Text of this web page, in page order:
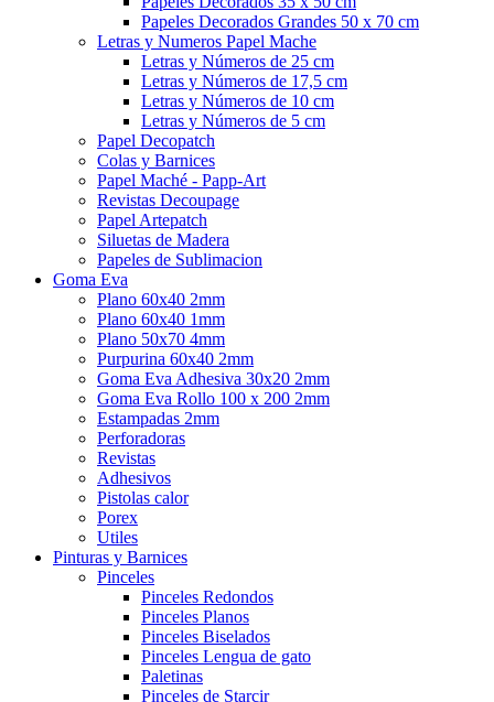
Papeles Decorados Grandes 50 x 70 cm
Letras y Numeros Papel Mache
Letras y Números de 25 cm
Letras y Números de 17,5 cm
Letras y Números de 10 cm
Letras y Números de 5 cm
Papel Decopatch
Colas y Barnices
Papel Maché - Papp-Art
Revistas Decoupage
Papel Artepatch
Siluetas de Madera
Papeles de Sublimacion
Goma Eva
Plano 60x40 2mm
Plano 60x40 1mm
Plano 50x70 4mm
Purpurina 60x40 2mm
Goma Eva Adhesiva 30x20 2mm
Goma Eva Rollo 100 x 200 2mm
Estampadas 2mm
Perforadoras
Revistas
Adhesivos
Pistolas calor
Porex
Utiles
Pinturas y Barnices
Pinceles
Pinceles Redondos
Pinceles Planos
Pinceles Biselados
Pinceles Lengua de gato
Paletinas
Pinceles de Starcir